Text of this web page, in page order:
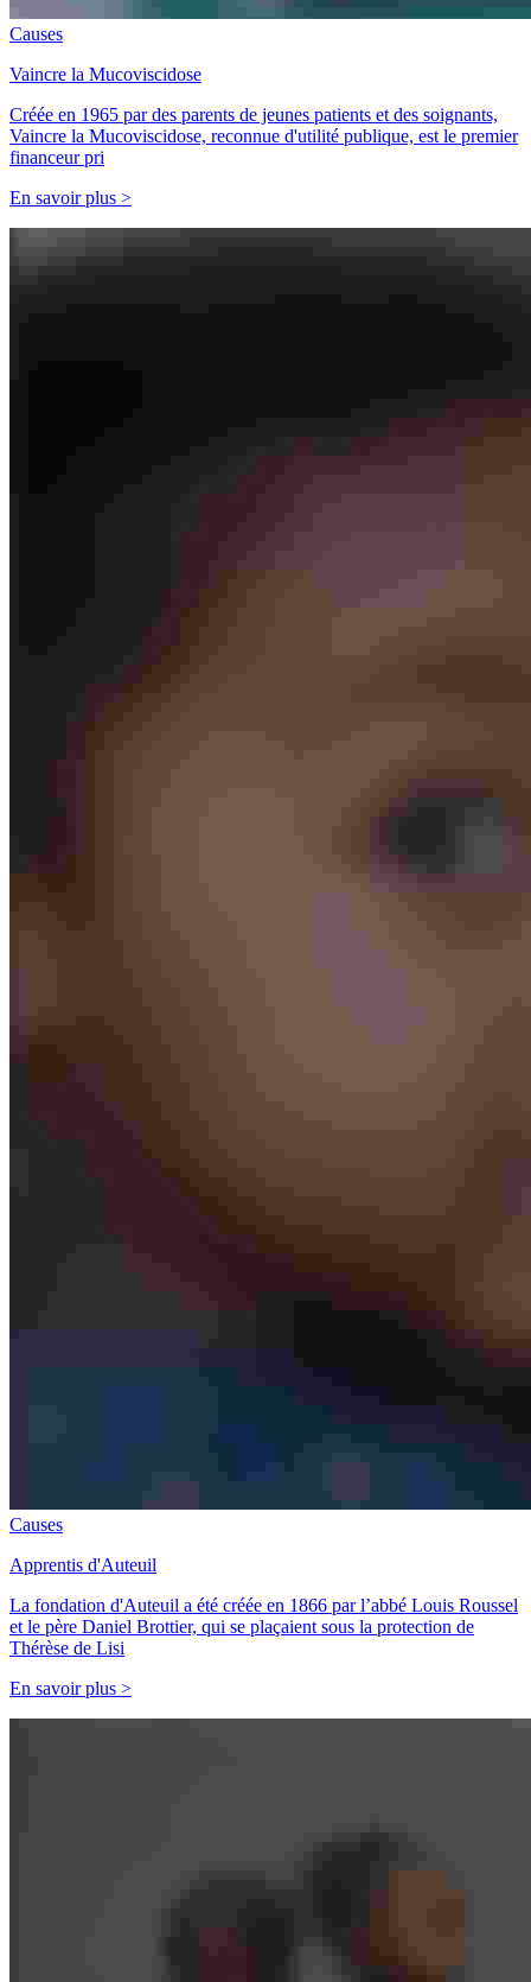
Causes
Vaincre la Mucoviscidose
Créée en 1965 par des parents de jeunes patients et des soignants,
Vaincre la Mucoviscidose, reconnue d'utilité publique, est le premier
financeur pri
En savoir plus >
Causes
Apprentis d'Auteuil
La fondation d'Auteuil a été créée en 1866 par l’abbé Louis Roussel
et le père Daniel Brottier, qui se plaçaient sous la protection de
Thérèse de Lisi
En savoir plus >